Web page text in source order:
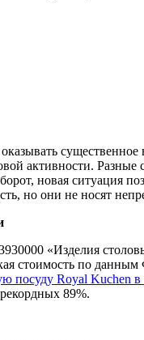
активности. Разные
новая ситуация
но они не носят
«Изделия
стоимость по
посуду Royal Kuchen в
89%.